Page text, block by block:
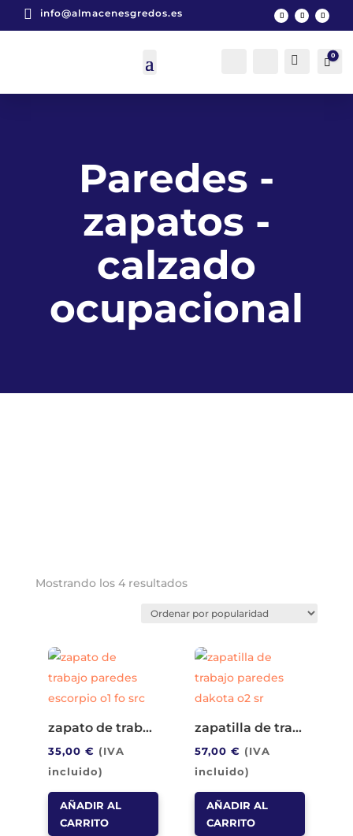
 info@almacenesgredos.es
Buscar 0
Paredes -
zapatos -
calzado
ocupacional
Mostrando los 4 resultadosOrdenado
popularidad
zapato de trabajo paredes escorpio o1 fo src
35,00 € (IVA
incluido)
AÑADIR AL
CARRITO
zapatilla de trabajo paredes dakota o2 sr
57,00€ (IVA
incluido)
AÑADIR AL
CARRITO